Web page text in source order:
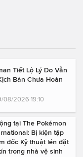
Tiết Lộ Lý Do Vẫn
Bản Chưa Hoàn
08/2026 19:10
tại The Pokémon
Bị kiện tập
đốc Kỹ thuật lén đặt
trong nhà vệ sinh